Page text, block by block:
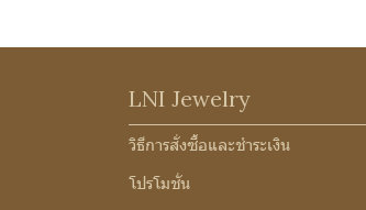
LNI Jewelry
วิธีการสั่งซื้อและชำระเงิน
โปรโมชั่น